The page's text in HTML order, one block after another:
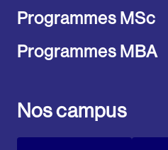
Programmes MSc
Programmes MBA
Nos campus